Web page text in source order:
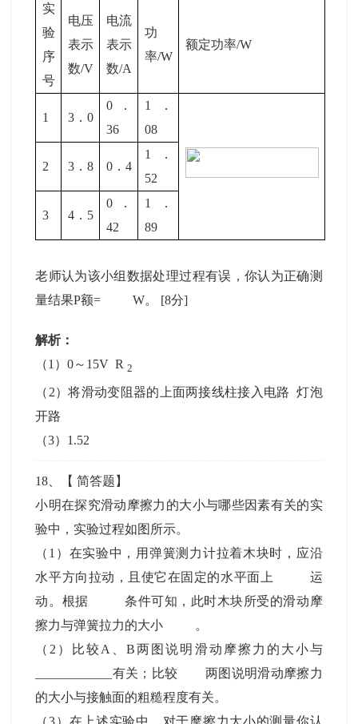
实
验
序
号
电压
表示
数/V
电流
表示
数/A
功
率/W
额定功率/W
1 3．0
0．
36
1．
08
2 3．8 0．4
1．
52
3 4．5
0．
42
1．
89
老师认为该小组数据处理过程有误，你认为正确测
量结果P额= W。 [8分]
解析：
（1）0～15V R2
（2）将滑动变阻器的上面两接线柱接入电路 灯泡
开路
（3）1.52
18 、【简答题 】
小明在探究滑动摩擦力的大小与哪些因素有关的实
验中，实验过程如图所示。
（1）在实验中，用弹簧测力计拉着木块时，应沿
水平方向拉动，且使它在固定的水平面上 运
动。根据 条件可知，此时木块所受的滑动摩
擦力与弹簧拉力的大小 。
（2）比较A、B两图说明滑动摩擦力的大小与
____________有关；比较 两图说明滑动摩擦力
的大小与接触面的粗糙程度有关。
（3）在上述实验中，对于摩擦力大小的测量你认